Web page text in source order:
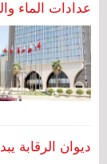
عدادات الماء
ديوان الرقابة